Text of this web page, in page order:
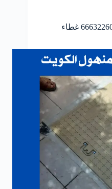
تركيب غطاء منهول بالكويت – 66632260 غطاء